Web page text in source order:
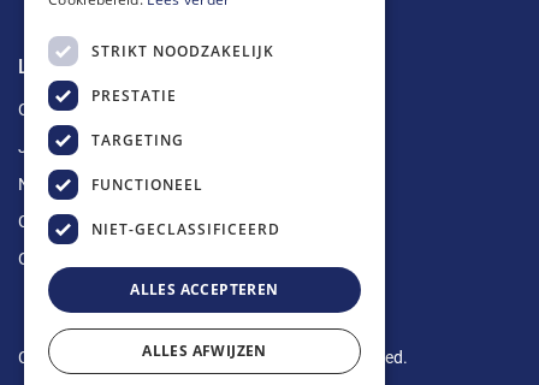
Longin Service
Over ons
Jobs
Nieuws
Contact
Offerte aanvragen
Copyright © 2024 Longin Service. All rights reserved.
STRIKT NOODZAKELIJK
PRESTATIE
TARGETING
FUNCTIONEEL
NIET-GECLASSIFICEERD
ALLES ACCEPTEREN
ALLES AFWIJZEN